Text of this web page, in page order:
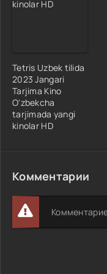
Tetris Uzbek tilida
2023 Jangari
Tarjima Kino
O'zbekcha
tarjimada yangi
kinolar HD
Комментарии